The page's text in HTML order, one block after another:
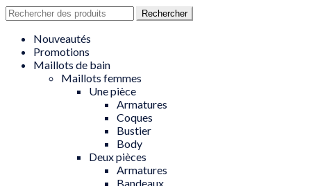
Recherche
pour
Rechercher
Nouveautés
Promotions
Maillots de bain
Maillots femmes
Une pièce
Armatures
Coques
Bustier
Body
Deux pièces
Armatures
Bandeaux